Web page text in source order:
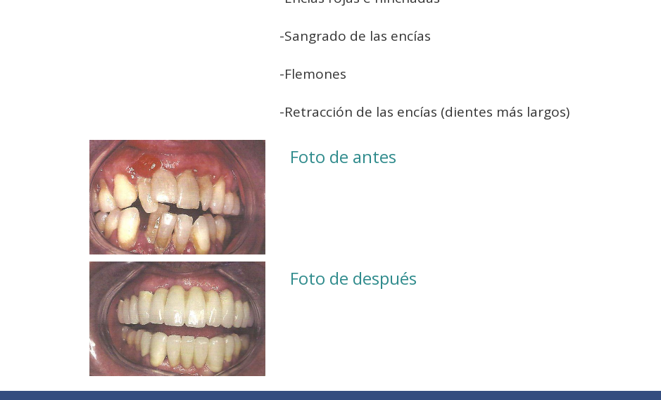
-Sangrado de las encías
-Flemones
-Retracción de las encías (dientes más largos)
Foto de antes
Foto de después